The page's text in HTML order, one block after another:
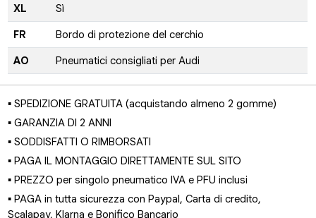
XL Sì
FR Bordo di protezione del cerchio
AO Pneumatici consigliati per Audi
▪ SPEDIZIONE GRATUITA (acquistando almeno 2 gomme)
▪ GARANZIA DI 2 ANNI
▪ SODDISFATTI O RIMBORSATI
▪ PAGA IL MONTAGGIO DIRETTAMENTE SUL SITO
▪ PREZZO per singolo pneumatico IVA e PFU inclusi
▪ PAGA in tutta sicurezza con Paypal, Carta di credito,
Scalapay, Klarna e Bonifico Bancario